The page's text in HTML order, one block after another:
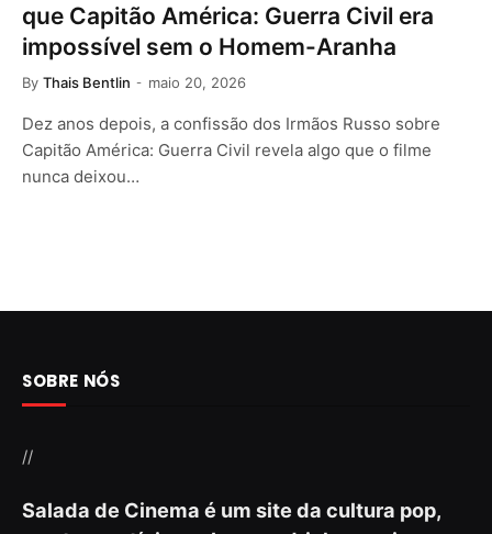
que Capitão América: Guerra Civil era
impossível sem o Homem-Aranha
By Thais Bentlin maio 20, 2026
Dez anos depois, a confissão dos Irmãos Russo sobre
Capitão América: Guerra Civil revela algo que o filme
nunca deixou…
SOBRE NÓS
//
Salada de Cinema é um site da cultura pop,